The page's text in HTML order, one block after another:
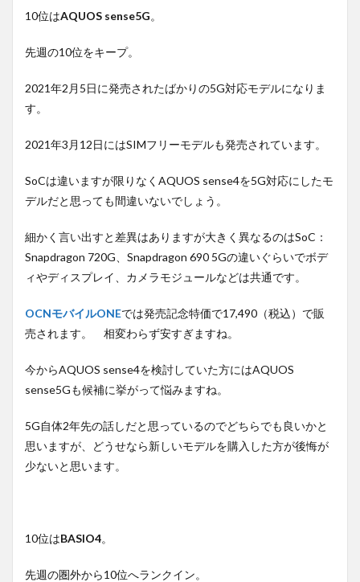
10位はAQUOS sense5G。
先週の10位をキープ。
2021年2月5日に発売されたばかりの5G対応モデルになりま
す。
2021年3月12日にはSIMフリーモデルも発売されています。
SoCは違いますが限りなくAQUOS sense4を5G対応にしたモ
デルだと思っても間違いないでしょう。
細かく言い出すと差異はありますが大きく異なるのはSoC：
Snapdragon 720G、Snapdragon 690 5Gの違いぐらいでボデ
ィやディスプレイ、カメラモジュールなどは共通です。
OCNモバイルONEでは発売記念特価で17,490（税込）で販
売されます。 相変わらず安すぎますね。
今からAQUOS sense4を検討していた方にはAQUOS
sense5Gも候補に挙がって悩みますね。
5G自体2年先の話しだと思っているのでどちらでも良いかと
思いますが、どうせなら新しいモデルを購入した方が後悔が
少ないと思います。
10位はBASIO4。
先週の圏外から10位へランクイン。